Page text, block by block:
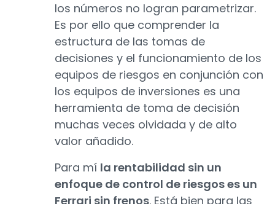
los números no logran parametrizar.
Es por ello que comprender la
estructura de las tomas de
decisiones y el funcionamiento de los
equipos de riesgos en conjunción con
los equipos de inversiones es una
herramienta de toma de decisión
muchas veces olvidada y de alto
valor añadido.
Para mí la rentabilidad sin un
enfoque de control de riesgos es un
Ferrari sin frenos. Está bien para las